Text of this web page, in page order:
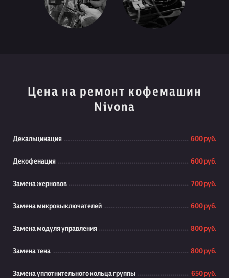
Цена на ремонт кофемашин
Nivona
Декальцинация 600 руб.
Декофенация 600 руб.
Замена жерновов 700 руб.
Замена микровыключателей 600 руб.
Замена модуля управления 800 руб.
Замена тена 800 руб.
Замена уплотнительного кольца группы 650 руб.